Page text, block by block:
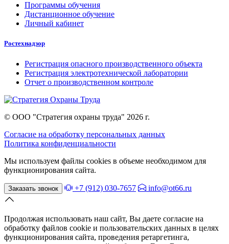
Программы обучения
Дистанционное обучение
Личный кабинет
Ростехнадзор
Регистрация опасного производственного объекта
Регистрация электротехнической лаборатории
Отчет о производственном контроле
© ООО "Стратегия охраны труда" 2026 г.
Согласие на обработку персональных данных
Политика конфиденциальности
Мы используем файлы cookies в объеме необходимом для
функционирования сайта.
Заказать звонок +7 (912) 030-7657 info@ot66.ru
Продолжая использовать наш сайт, Вы даете согласие на
обработку файлов cookie и пользовательских данных в целях
функционирования сайта, проведения ретаргетинга,